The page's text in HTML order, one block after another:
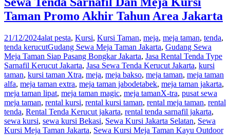
Taman Promo Akhir Tahun Area Jakarta
21/12/2024alat pesta, Kursi, Kursi Taman, meja, meja taman, tenda,
tenda kerucutGudang Sewa Meja Taman Jakarta, Gudang Sewa
Meja Taman Siap Pasang Bongkar Jakarta, Jasa Rental Tenda Type
Sarnafil Kerucut Jakarta, Jasa Sewa Tenda Kerucut Jakarta, kursi
taman, kursi taman Xtra, meja, meja bakso, meja taman, meja taman
alfa, meja taman extra, meja taman jabodetabek, meja taman jakarta,
meja taman lipat, meja taman magic, meja tamanX-tra, pusat sewa
meja taman, rental kursi, rental kursi taman, rental meja taman, rental
tenda, Rental Tenda Kerucut jakarta, rental tenda sarnafil jakarta,
sewa kursi, sewa kursi Bekasi, Sewa Kursi Jakarta Selatan, Sewa
Kursi Meja Taman Jakarta, Sewa Kursi Meja Taman Kayu Outdoor